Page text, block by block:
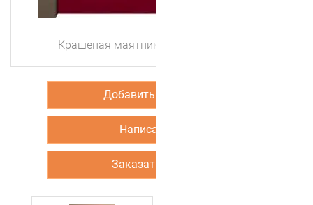
Крашеная маятниковая дверь Color 5
Добавить в корзину
Написать нам
Заказать звонок